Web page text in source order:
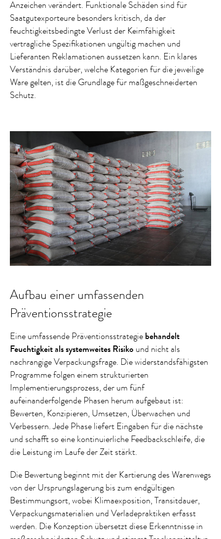
Anzeichen verändert. Funktionale Schäden sind für
Saatgutexporteure besonders kritisch, da der
feuchtigkeitsbedingte Verlust der Keimfähigkeit
vertragliche Spezifikationen ungültig machen und
Lieferanten Reklamationen aussetzen kann. Ein klares
Verständnis darüber, welche Kategorien für die jeweilige
Ware gelten, ist die Grundlage für maßgeschneiderten
Schutz.
Aufbau einer umfassenden
Präventionsstrategie
Eine umfassende Präventionsstrategiebehandelt
Feuchtigkeit als systemweites Risiko und nicht als
nachrangige Verpackungsfrage. Die widerstandsfähigsten
Programme folgen einem strukturierten
Implementierungsprozess, der um fünf
aufeinanderfolgende Phasen herum aufgebaut ist:
Bewerten, Konzipieren, Umsetzen, Überwachen und
Verbessern. Jede Phase liefert Eingaben für die nächste
und schafft so eine kontinuierliche Feedbackschleife, die
die Leistung im Laufe der Zeit stärkt.
Die Bewertung beginnt mit der Kartierung des Warenwegs
von der Ursprungslagerung bis zum endgültigen
Bestimmungsort, wobei Klimaexposition, Transitdauer,
Verpackungsmaterialien und Verladepraktiken erfasst
werden. Die Konzeption übersetzt diese Erkenntnisse in